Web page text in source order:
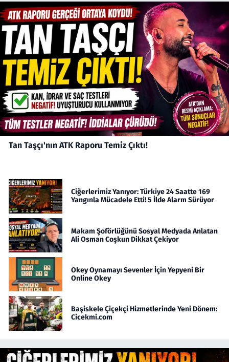
Tan Taşçı'nın ATK Raporu Temiz Çıktı!
Ciğerlerimiz Yanıyor: Türkiye 24 Saatte 169
Yangınla Mücadele Etti! 5 İlde Alarm Sürüyor
Makam Şoförlüğünü Sosyal Medyada Anlatan
Ali Osman Coşkun Dikkat Çekiyor
Okey Oynamayı Sevenler İçin Yepyeni Bir
Online Okey
Başiskele Çiçekçi Hizmetlerinde Yeni Dönem:
Cicekmi.com